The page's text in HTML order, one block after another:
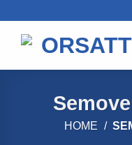
contenuti
HOME /